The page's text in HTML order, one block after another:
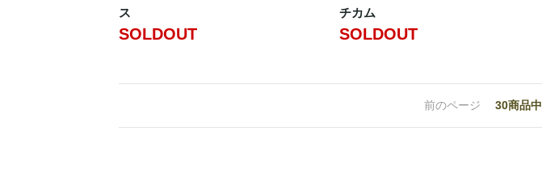
ス
SOLDOUT
チカム
SOLDOUT
前のページ 30商品中